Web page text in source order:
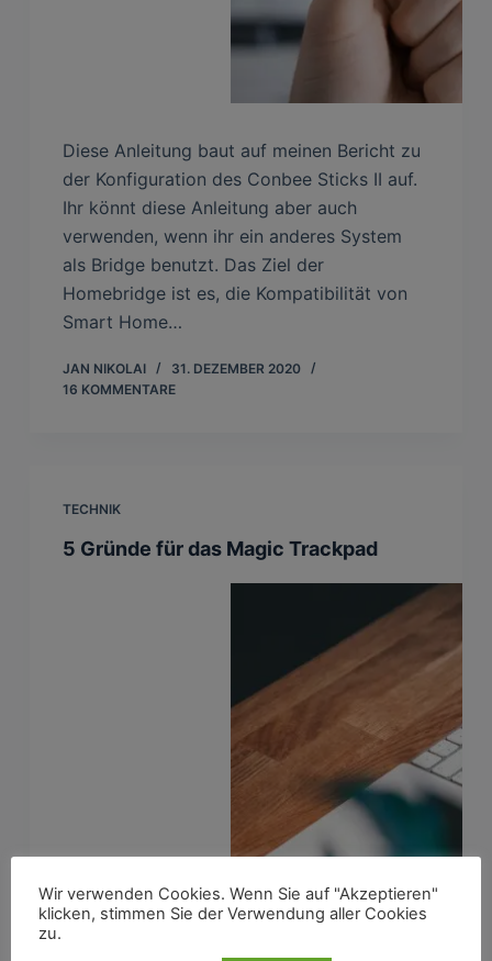
Diese Anleitung baut auf meinen Bericht zu
der Konfiguration des Conbee Sticks II auf.
Ihr könnt diese Anleitung aber auch
verwenden, wenn ihr ein anderes System
als Bridge benutzt. Das Ziel der
Homebridge ist es, die Kompatibilität von
Smart Home…
JAN NIKOLAI
31. DEZEMBER 2020
16 KOMMENTARE
TECHNIK
5 Gründe für das Magic Trackpad
Wir verwenden Cookies. Wenn Sie auf "Akzeptieren"
klicken, stimmen Sie der Verwendung aller Cookies
zu.